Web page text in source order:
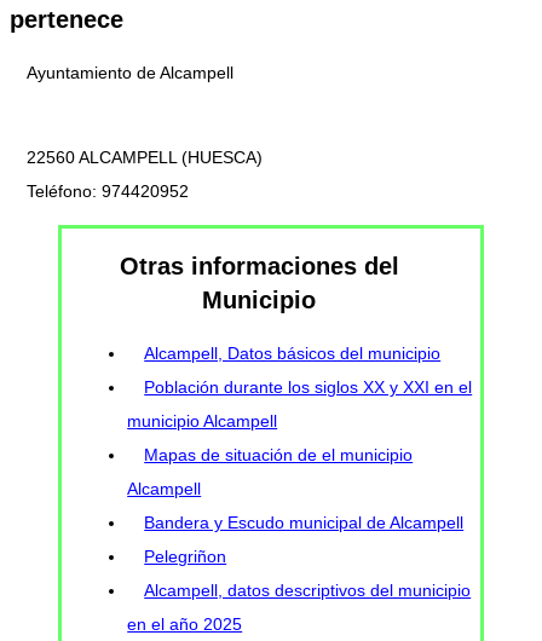
pertenece
Ayuntamiento de Alcampell
22560 ALCAMPELL (HUESCA)
Teléfono: 974420952
Otras informaciones del
Municipio
Alcampell, Datos básicos del municipio
Población durante los siglos XX y XXI en el
municipio Alcampell
Mapas de situación de el municipio
Alcampell
Bandera y Escudo municipal de Alcampell
Pelegriñon
Alcampell, datos descriptivos del municipio
en el año 2025